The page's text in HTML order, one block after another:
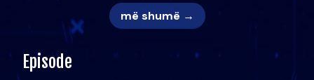
më shumë →
Episode